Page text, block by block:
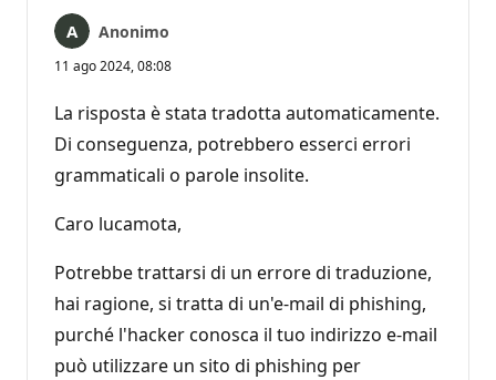
Anonimo
11 ago 2024, 08:08
La risposta è stata tradotta automaticamente.
Di conseguenza, potrebbero esserci errori
grammaticali o parole insolite.
Caro lucamota,
Potrebbe trattarsi di un errore di traduzione,
hai ragione, si tratta di un'e-mail di phishing,
purché l'hacker conosca il tuo indirizzo e-mail
può utilizzare un sito di phishing per